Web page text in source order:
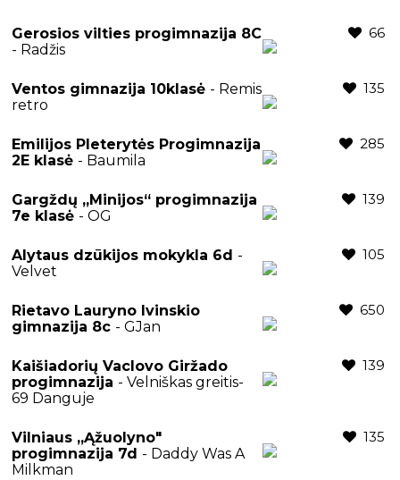
Gerosios vilties progimnazija 8C
- Radžis
66
Ventos gimnazija 10klasė - Remis
retro
135
Emilijos Pleterytės Progimnazija
2E klasė - Baumila
285
Gargždų „Minijos“ progimnazija
7e klasė - OG
139
Alytaus dzūkijos mokykla 6d -
Velvet
105
Rietavo Lauryno Ivinskio
gimnazija 8c - GJan
650
Kaišiadorių Vaclovo Giržado
progimnazija - Velniškas greitis-
69 Danguje
139
Vilniaus „Ąžuolyno"
progimnazija 7d - Daddy Was A
Milkman
135